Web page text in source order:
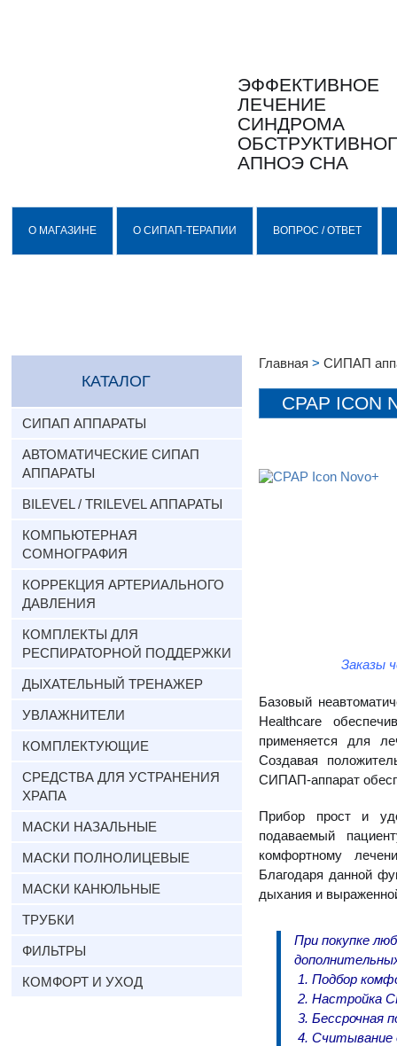
ЭФФЕКТИВНОЕ
ЛЕЧЕНИЕ
СИНДРОМА
АПНОЭ СНА
О МАГАЗИНЕ О СИПАП-ТЕРАПИИ ВОПРОС / ОТВЕТ
КАТАЛОГ
ОБОРУДОВАНИЯ
СИПАП АППАРАТЫ
АВТОМАТИЧЕСКИЕ СИПАП
АППАРАТЫ
BILEVEL / TRILEVEL АППАРАТЫ
КОМПЬЮТЕРНАЯ
СОМНОГРАФИЯ
КОРРЕКЦИЯ АРТЕРИАЛЬНОГО
ДАВЛЕНИЯ
КОМПЛЕКТЫ ДЛЯ
РЕСПИРАТОРНОЙ ПОДДЕРЖКИ
ДЫХАТЕЛЬНЫЙ ТРЕНАЖЕР
УВЛАЖНИТЕЛИ
КОМПЛЕКТУЮЩИЕ
СРЕДСТВА ДЛЯ УСТРАНЕНИЯ
ХРАПА
МАСКИ НАЗАЛЬНЫЕ
МАСКИ ПОЛНОЛИЦЕВЫЕ
МАСКИ КАНЮЛЬНЫЕ
ТРУБКИ
ФИЛЬТРЫ
КОМФОРТ И УХОД
Главная > СИПАП
CPAP ICON
Заказы
Базовый
Healthcare
применяется для
Создавая
СИПАП-аппарат
Прибор прост и
подаваемый
комфортному
Благодаря данной
дыхания и
При покупке
Подбор
Настройка
Бессрочная
Считывание